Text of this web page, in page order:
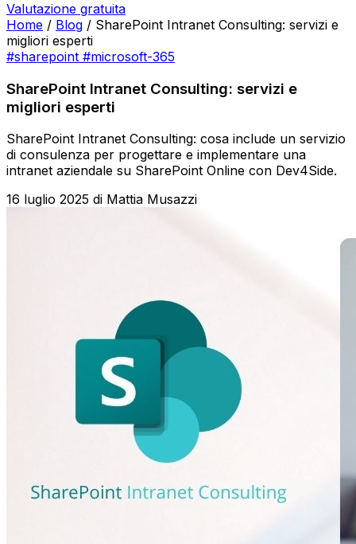
Valutazione gratuita
Home / Blog / SharePoint Intranet Consulting: servizi e
migliori esperti
#sharepoint #microsoft-365
SharePoint Intranet Consulting: servizi e
migliori esperti
SharePoint Intranet Consulting: cosa include un servizio
di consulenza per progettare e implementare una
intranet aziendale su SharePoint Online con Dev4Side.
16 luglio 2025 di Mattia Musazzi